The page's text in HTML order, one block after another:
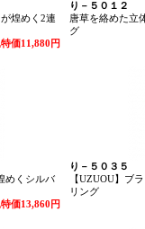
煌めく2連
価11,880円
り－５０１２
唐草を絡めた立
グ
めくシルバ
価13,860円
り－５０３５
【UZUOU】ブ
リング